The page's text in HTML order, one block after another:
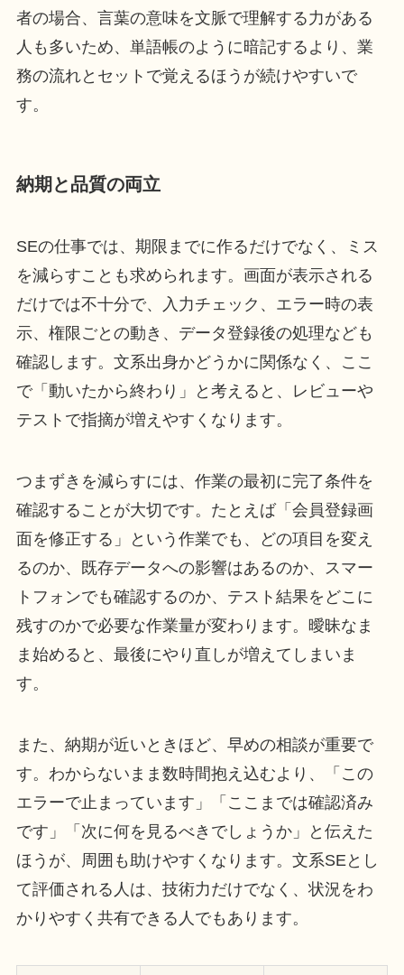
者の場合、言葉の意味を文脈で理解する力がある
人も多いため、単語帳のように暗記するより、業
務の流れとセットで覚えるほうが続けやすいで
す。
納期と品質の両立
SEの仕事では、期限までに作るだけでなく、ミス
を減らすことも求められます。画面が表示される
だけでは不十分で、入力チェック、エラー時の表
示、権限ごとの動き、データ登録後の処理なども
確認します。文系出身かどうかに関係なく、ここ
で「動いたから終わり」と考えると、レビューや
テストで指摘が増えやすくなります。
つまずきを減らすには、作業の最初に完了条件を
確認することが大切です。たとえば「会員登録画
面を修正する」という作業でも、どの項目を変え
るのか、既存データへの影響はあるのか、スマー
トフォンでも確認するのか、テスト結果をどこに
残すのかで必要な作業量が変わります。曖昧なま
ま始めると、最後にやり直しが増えてしまいま
す。
また、納期が近いときほど、早めの相談が重要で
す。わからないまま数時間抱え込むより、「この
エラーで止まっています」「ここまでは確認済み
です」「次に何を見るべきでしょうか」と伝えた
ほうが、周囲も助けやすくなります。文系SEとし
て評価される人は、技術力だけでなく、状況をわ
かりやすく共有できる人でもあります。